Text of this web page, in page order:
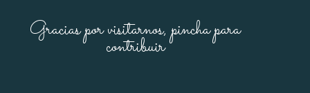
Gracias por visitarnos, pincha para
contribuir